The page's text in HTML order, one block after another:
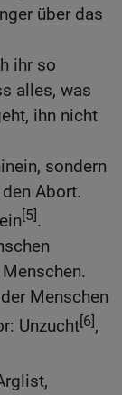
über das
ihr so
alles, was
ihn nicht
sondern
Abort.
[5].
Menschen
Unzucht[6],